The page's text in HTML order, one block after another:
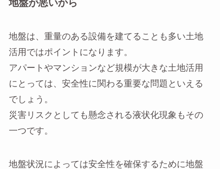
地盤が悪いから
地盤は、重量のある設備を建てることも多い土地
活用ではポイントになります。
アパートやマンションなど規模が大きな土地活用
にとっては、安全性に関わる重要な問題といえる
でしょう。
災害リスクとしても懸念される液状化現象もその
一つです。
地盤状況によっては安全性を確保するために地盤